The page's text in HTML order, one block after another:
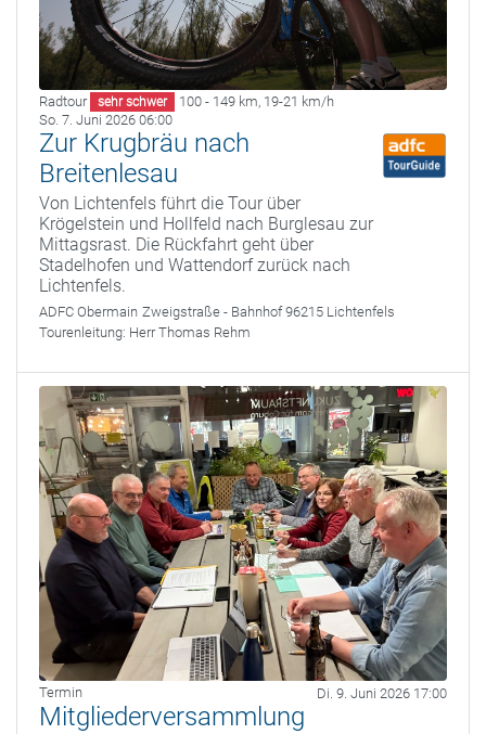
Radtour sehr schwer 100 - 149 km, 19-21 km/h
So. 7. Juni 2026 06:00
Zur Krugbräu nach
Breitenlesau
Von Lichtenfels führt die Tour über
Krögelstein und Hollfeld nach Burglesau zur
Mittagsrast. Die Rückfahrt geht über
Stadelhofen und Wattendorf zurück nach
Lichtenfels.
ADFC Obermain Zweigstraße - Bahnhof 96215 Lichtenfels
Tourenleitung: Herr Thomas Rehm
Termin Di. 9. Juni 2026 17:00
Mitgliederversammlung